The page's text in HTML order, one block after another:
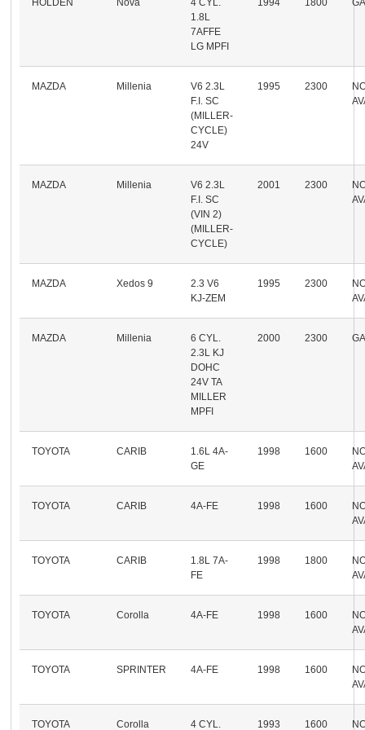
1.8L
7AFFE
LG MPFI
MAZDA Millenia
V6 2.3L
F.I. SC
(MILLER-
CYCLE)
24V
1995 2300
MAZDA Millenia
V6 2.3L
F.I. SC
(VIN 2)
(MILLER-
CYCLE)
2001 2300
MAZDA Xedos 9
2.3 V6
KJ-ZEM
1995 2300
MAZDA Millenia
6 CYL.
2.3L KJ
DOHC
24V TA
MILLER
MPFI
2000 2300
TOYOTA CARIB
1.6L 4A-
GE
1998 1600
TOYOTA CARIB 4A-FE 1998 1600
TOYOTA CARIB
1.8L 7A-
FE
1998 1800
TOYOTA Corolla 4A-FE 1998 1600
TOYOTA SPRINTER 4A-FE 1998 1600
TOYOTA Corolla
4 CYL.
1993 1600